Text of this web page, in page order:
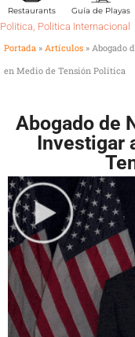
Restaurants Guía de Playas
Politica, Politica Internacional
Portada » Artículos » Abogado
en Medio de Tensión Política
Abogado de
Investigar